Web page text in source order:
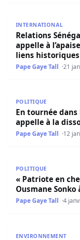
INTERNATIONAL
Relations
appelle à
liens historiques
Pape Gaye Tall 21
POLITIQUE
En tournée dans
appelle à la
Pape Gaye Tall 12
POLITIQUE
« Patriote en
Ousmane Sonko
Pape Gaye Tall 4
ENVIRONNEMENT